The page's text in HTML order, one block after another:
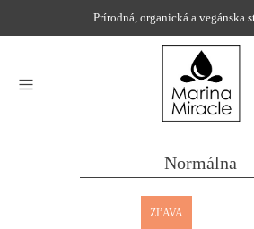
Prírodná, organická a vegánska
Normálna
ZĽAVA
DOMOV